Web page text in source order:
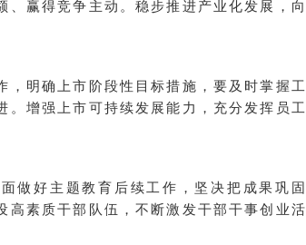
、赢得竞争主动。稳步推进产业化发展，向
，明确上市阶段性目标措施，要及时掌握工
。增强上市可持续发展能力，充分发挥员工
做好主题教育后续工作，坚决把成果巩固
高素质干部队伍，不断激发干部干事创业活